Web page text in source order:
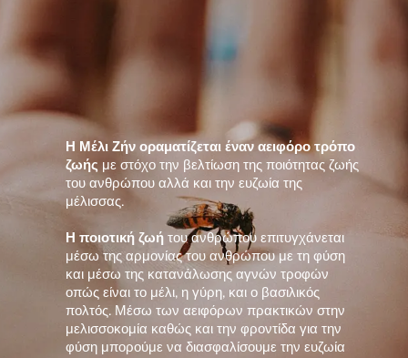
Η Μέλι Ζήν οραματίζεται έναν αειφόρο τρόπο
ζωήςμε στόχο την βελτίωση της ποιότητας ζωής
του ανθρώπου αλλά και την ευζωία της
μέλισσας.
Η ποιοτική ζωήτου ανθρώπου επιτυγχάνεται
μέσω της αρμονίας του ανθρώπου με τη φύση
και μέσω της κατανάλωσης αγνών τροφών
οπώς είναι το μέλι, η γύρη, και ο βασιλικός
πολτός. Μέσω των αειφόρων πρακτικών στην
μελισσοκομία καθώς και την φροντίδα για την
φύση μπορούμε να διασφαλίσουμε την ευζωία